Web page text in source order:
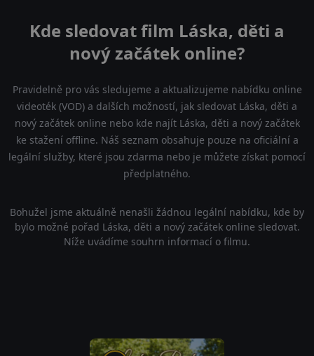
Kde sledovat film Láska, děti a
nový začátek online?
Pravidelně pro vás sledujeme a aktualizujeme nabídku online
videoték (VOD) a dalších možností, jak sledovat Láska, děti a
nový začátek online nebo kde najít Láska, děti a nový začátek
ke stažení offline. Náš seznam obsahuje pouze na oficiální a
legální služby, které jsou zdarma nebo je můžete získat pomocí
předplatného.
Bohužel jsme aktuálně nenašli žádnou legální nabídku, kde by
bylo možné pořad Láska, děti a nový začátek online sledovat.
Níže uvádíme souhrn informací o filmu.